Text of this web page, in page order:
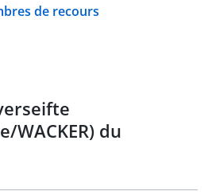
de recours
WACKER) du